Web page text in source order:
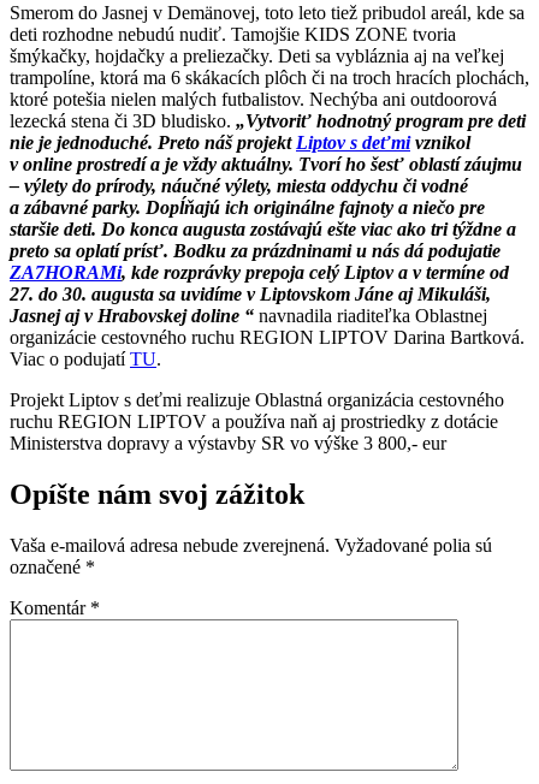
Smerom do Jasnej v Demänovej, toto leto tiež pribudol areál, kde sa
deti rozhodne nebudú nudiť. Tamojšie KIDS ZONE tvoria
šmýkačky, hojdačky a preliezačky. Deti sa vybláznia aj na veľkej
trampolíne, ktorá ma 6 skákacích plôch či na troch hracích plochách,
ktoré potešia nielen malých futbalistov. Nechýba ani outdoorová
lezecká stena či 3D bludisko. „Vytvoriť hodnotný program pre deti
nie je jednoduché. Preto náš projekt Liptov s deťmivznikol
v online prostredí a je vždy aktuálny. Tvorí ho šesť oblastí záujmu
– výlety do prírody, náučné výlety, miesta oddychu či vodné
a zábavné parky. Dopĺňajú ich originálne fajnoty a niečo pre
staršie deti. Do konca augusta zostávajú ešte viac ako tri týždne a
preto sa oplatí prísť. Bodku za prázdninami u nás dá podujatie
ZA7HORAMi, kde rozprávky prepoja celý Liptov a v termíne od
27. do 30. augusta sa uvidíme v Liptovskom Jáne aj Mikuláši,
Jasnej aj v Hrabovskej doline “ navnadila riaditeľka Oblastnej
organizácie cestovného ruchu REGION LIPTOV Darina Bartková.
Viac o podujatíTU.
Projekt Liptov s deťmi realizuje Oblastná organizácia cestovného
ruchu REGION LIPTOV a používa naň aj prostriedky z dotácie
Ministerstva dopravy a výstavby SR vo výške 3 800,- eur
Opíšte nám svoj zážitok
Vaša e-mailová adresa nebude zverejnená. Vyžadované polia sú
označené *
Komentár *